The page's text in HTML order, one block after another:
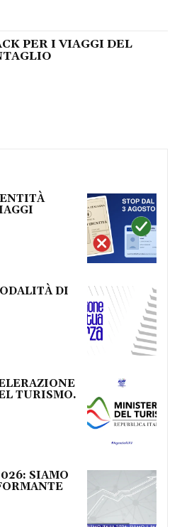
PER I VIAGGI DEL
DI
TURISMO.
SIAMO